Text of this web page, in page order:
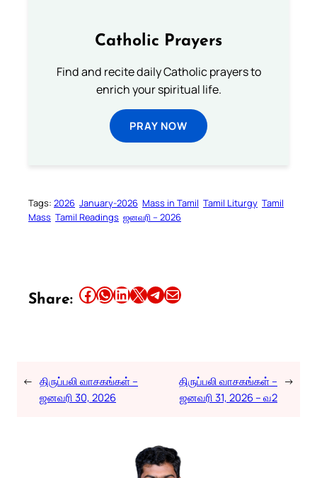
Catholic Prayers
Find and recite daily Catholic prayers to
enrich your spiritual life.
PRAY NOW
Tags: 2026 January-2026 Mass in Tamil Tamil Liturgy Tamil
Mass Tamil Readings ஜனவரி – 2026
Share: Share this article on Facebook Share this article on WhatsApp Share this article on LinkedIn Share this article on X Share this article on TelegramEmail this Article
← திருப்பலி வாசகங்கள் –
ஜனவரி 30, 2026
திருப்பலி வாசகங்கள் –
ஜனவரி 31, 2026 – வ2
→